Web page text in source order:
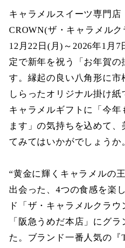
キャラメルスイーツ専門
CROWN(ザ・キャラメル
12月22日(月)～2026年1月
定で新年を祝う「お年賀の
す。縁起の良い八角形に市
しらったオリジナル掛け
キャラメルギフトに「今年
ます」の気持ちを込めて、
てみてはいかがでしょうか
“黄金に輝くキャラメルの
出会った、4つの食感を楽
ド「ザ・キャラメルクラ
「阪急うめだ本店」にグ
た。ブランド一番人気の『